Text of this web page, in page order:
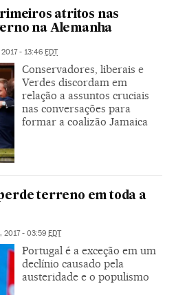
atritos nas
na Alemanha
2017 - 13:46 EDT
Conservadores, liberais e
Verdes discordam em
relação a assuntos cruciais
nas conversações para
formar a coalizão Jamaica
terreno em toda a
2017 - 03:59 EDT
Portugal é a exceção em um
declínio causado pela
austeridade e o populismo